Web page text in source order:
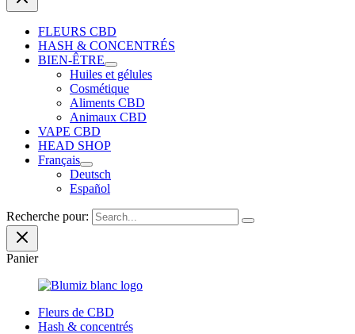
FLEURS CBD
HASH & CONCENTRÉS
BIEN-ÊTRE
Huiles et gélules
Cosmétique
Aliments CBD
Animaux CBD
VAPE CBD
HEAD SHOP
Français
Deutsch
Español
Recherche pour:
Panier
Fleurs de CBD
Hash & concentrés